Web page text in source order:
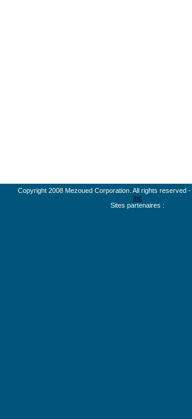
Copyright 2008 Mezoued Corporation. All rights reserved
Inc
Sites partenaires :